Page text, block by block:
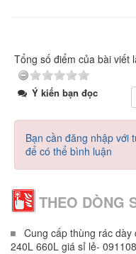
Tổng số điểm của bài viết
Ý kiến bạn đọc
Bạn cần đăng nhập với
để có thể bình luận
THEO DÒNG
Cung cấp thùng rác
240L 660L giá sỉ lẻ-